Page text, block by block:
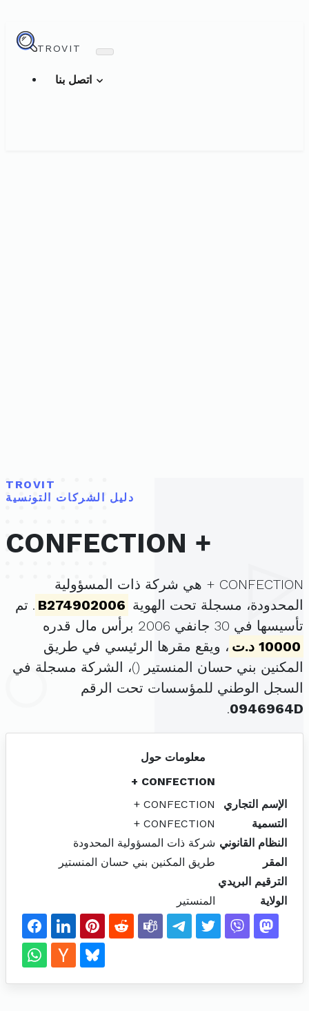
TROVIT
TROVIT
دليل الشركات التونسية
CONFECTION +
CONFECTION + هي شركة ذات المسؤولية
المحدودة، مسجلة تحت الهوية B274902006 . تم
تأسيسها في 30 جانفي 2006 برأس مال قدره
10000 د.ت
، ويقع مقرها الرئيسي في طريق
المكنين بني حسان المنستير ()، الشركة مسجلة في
السجل الوطني للمؤسسات تحت الرقم
0946964D
.
معلومات حول
CONFECTION +
الإسم التجاري
CONFECTION +
التسمية
CONFECTION +
النظام القانوني شركة ذات المسؤولية المحدودة
المقر
طريق المكنين بني حسان المنستير
الترقيم البريدي
الولاية
المنستير